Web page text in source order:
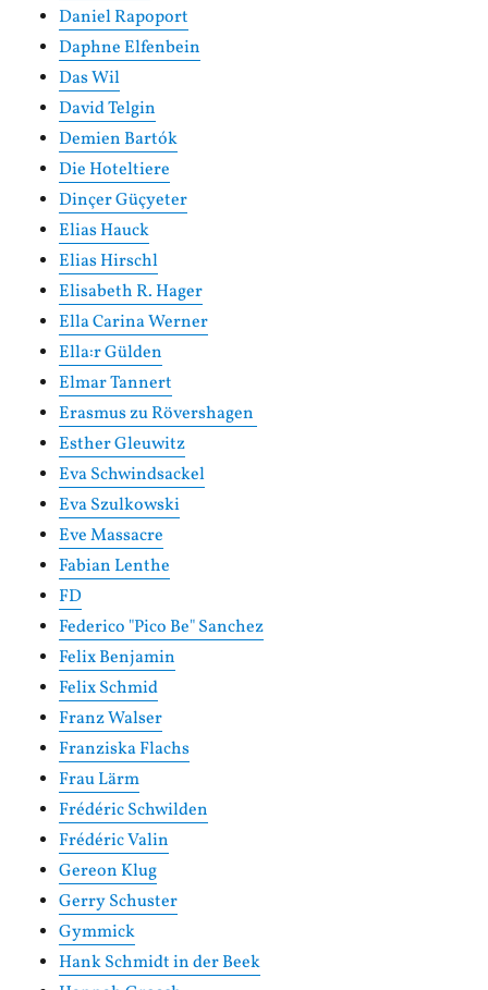
Daniel Rapoport
Daphne Elfenbein
Das Wil
David Telgin
Demien Bartók
Die Hoteltiere
Dinçer Güçyeter
Elias Hauck
Elias Hirschl
Elisabeth R. Hager
Ella Carina Werner
Ella:r Gülden
Elmar Tannert
Erasmus zu Rövershagen
Esther Gleuwitz
Eva Schwindsackel
Eva Szulkowski
Eve Massacre
Fabian Lenthe
FD
Federico "Pico Be" Sanchez
Felix Benjamin
Felix Schmid
Franz Walser
Franziska Flachs
Frau Lärm
Frédéric Schwilden
Frédéric Valin
Gereon Klug
Gerry Schuster
Gymmick
Hank Schmidt in der Beek